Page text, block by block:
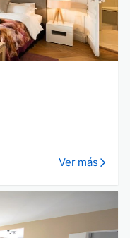
Ver más